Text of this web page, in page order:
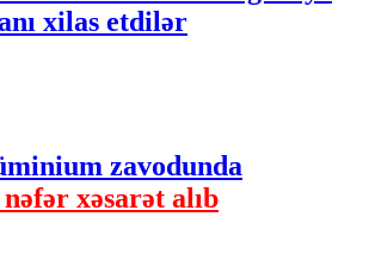
xilas etdilər
zavodunda
nəfər xəsarət alıb